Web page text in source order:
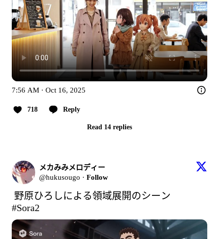
7:56 AM · Oct 16, 2025
718 Reply
Read 14 replies
メカみみメロディー
@hukusougo · Follow
野原ひろしによる領域展開のシーン
#Sora2